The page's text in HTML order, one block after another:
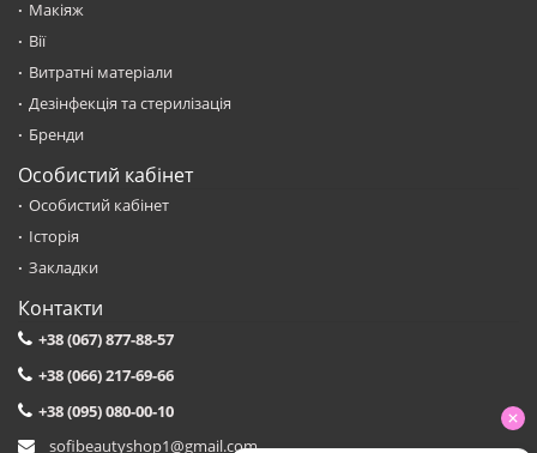
Макіяж
Вії
Витратні матеріали
Дезінфекція та стерилізація
Бренди
Особистий кабінет
Особистий кабінет
Історія
Закладки
Контакти
+38 (067) 877-88-57
+38 (066) 217-69-66
+38 (095) 080-00-10
sofibeautyshop1@gmail.com